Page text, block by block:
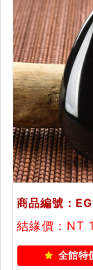
商品編號：
結緣價：NT
全館特